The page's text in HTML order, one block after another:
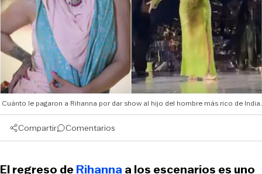
Cuánto le pagaron a Rihanna por dar show al hijo del hombre más rico de India.
Compartir Comentarios
El regreso deRihannaa los escenarios es uno